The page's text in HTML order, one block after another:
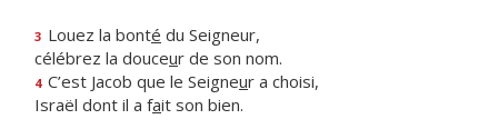
3 Louez la bonté du Seigneur,
célébrez la douceur de son nom.
4 C’est Jacob que le Seigneur a choisi,
Israël dont il a fait son bien.